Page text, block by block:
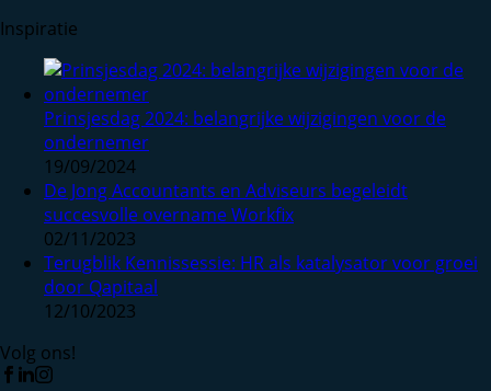
Inspiratie
Prinsjesdag 2024: belangrijke wijzigingen voor de
ondernemer
19/09/2024
De Jong Accountants en Adviseurs begeleidt
succesvolle overname Workfix
02/11/2023
Terugblik Kennissessie: HR als katalysator voor groei
door Qapitaal
12/10/2023
Volg ons!